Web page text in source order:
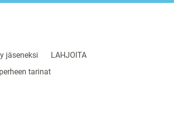
jäseneksi
LAHJOITA
tarinat